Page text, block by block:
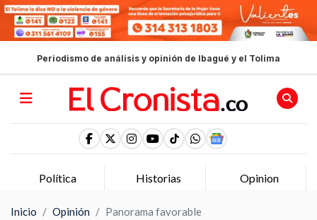
Periodismo de análisis y opinión de Ibagué y el Tolima
Política Historias Opinion
Inicio Opinión Panorama favorable